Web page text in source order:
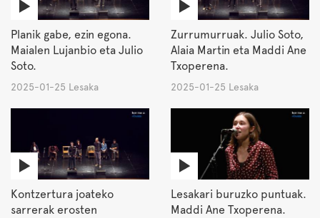
Planik gabe, ezin egona.
Maialen Lujanbio eta Julio
Soto.
2025-01-25 Lesaka
Zurrumurruak. Julio Soto,
Alaia Martin eta Maddi Ane
Txoperena.
2025-01-25 Lesaka
Kontzertura joateko
sarrerak erosten
Lesakari buruzko puntuak.
Maddi Ane Txoperena.